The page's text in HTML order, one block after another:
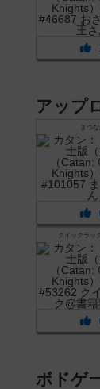
アップ
まつ
クイックラッ
ボドゲ